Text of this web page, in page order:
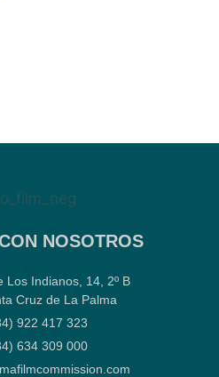
NOSOTROS
Los Indianos, 14, 2º B
Cruz de La Palma
922 417 323
634 309 000